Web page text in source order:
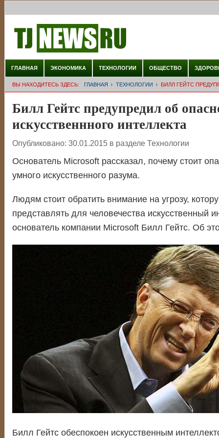
ГЛАВНАЯ ЭКОНОМИКА ТЕХНОЛОГИИ ОБЩЕСТВО
ВЫ НАХОДИТЕСЬ ЗДЕСЬ: ГЛАВНАЯ ТЕХНОЛОГИИ БИЛЛ ГЕЙТС
Билл Гейтс предупредил об
искусственнного интеллекта
Опубликовано: 30.01.2015 в разделе Технологии
Основатель Microsoft рассказал, почему стоит
умного искусственного разума.
Людям стоит обратить внимание на угрозу,
представлять для человечества искусственный
основатель компании Microsoft Билл Гейтс. Об
Билл Гейтс обеспокоен искусственным